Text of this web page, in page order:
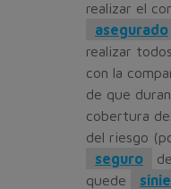
realizar el
asegurado
realizar
con la
de que
cobertura
del riesgo
seguro
quede